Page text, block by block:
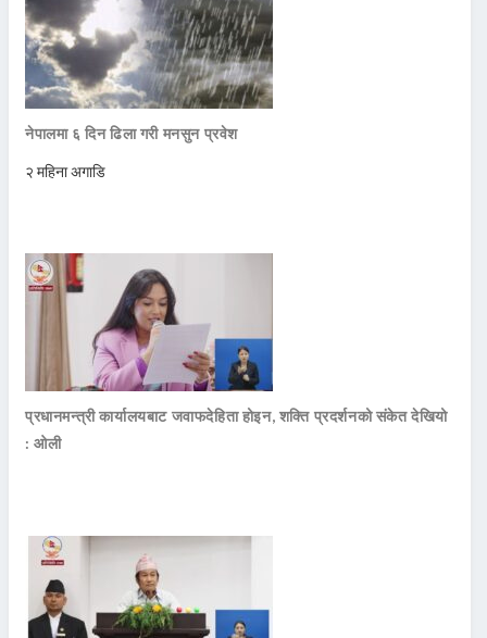
नेपालमा ६ दिन ढिला गरी मनसुन प्रवेश
२ महिना अगाडि
प्रधानमन्त्री कार्यालयबाट जवाफदेहिता होइन, शक्ति प्रदर्शनको संकेत देखियो
: ओली